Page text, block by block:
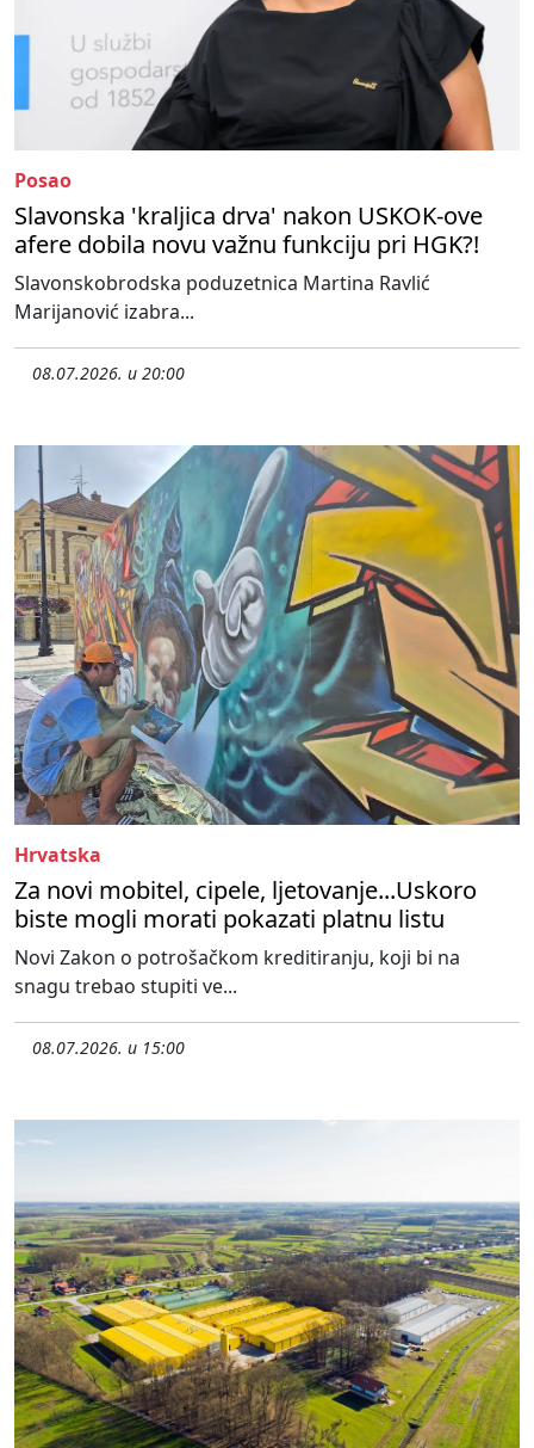
Posao
Slavonska 'kraljica drva' nakon USKOK-ove
afere dobila novu važnu funkciju pri HGK?!
Slavonskobrodska poduzetnica Martina Ravlić
Marijanović izabra...
08.07.2026. u 20:00
Hrvatska
Za novi mobitel, cipele, ljetovanje...Uskoro
biste mogli morati pokazati platnu listu
Novi Zakon o potrošačkom kreditiranju, koji bi na
snagu trebao stupiti ve...
08.07.2026. u 15:00